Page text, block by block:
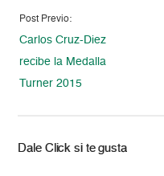
Post Previo:
Carlos Cruz-Diez
recibe la Medalla
Turner 2015
Dale Click si te gusta